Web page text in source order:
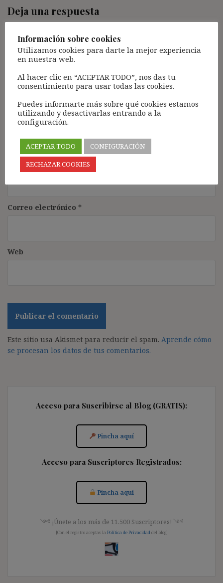
Deja una respuesta
campos obligatorios están marcados con
Comentario*
Nombre*
Correo electrónico *
Web
Este sitio usa Akismet para reducir el spam. Aprende cómo
se procesan los datos de tus comentarios.
Acceso para Suscribirse al Blog (GRATIS):
Pincha aquí
Acceso para Suscriptores Registrados:
Pincha aquí
༺ ¡Únete a los más de 11.500 Suscriptores! ༺
[Con el registro aceptas la Política de Privacidad del blog]
Información sobre cookies
Utilizamos cookies para darte la mejor experiencia
en nuestra web.
Al hacer clic en “ACEPTAR TODO”, nos das tu
consentimiento para usar todas las cookies.
Puedes informarte más sobre qué cookies estamos
utilizando y desactivarlas entrando a la
configuración.
ACEPTAR TODO
CONFIGURACIÓN
RECHAZAR COOKIES